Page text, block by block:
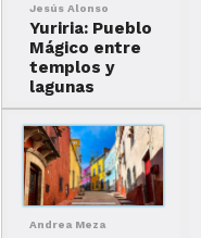
Jesús Alonso
Yuriria: Pueblo
Mágico entre
templos y
lagunas
Andrea Meza